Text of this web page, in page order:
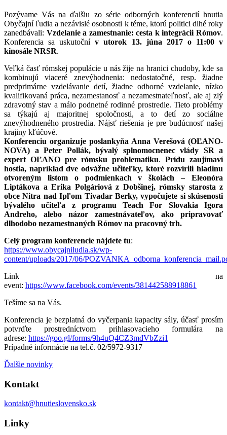
Pozývame Vás na ďalšiu zo série odborných konferencií hnutia
Obyčajní ľudia a nezávislé osobnosti k téme, ktorú politici dlhé roky
zanedbávali: Vzdelanie a zamestnanie: cesta k integrácii Rómov.
Konferencia sa uskutočnív utorok 13. júna 2017 o 11:00 v
kinosále NRSR.
Veľká časť rómskej populácie u nás žije na hranici chudoby, kde sa
kombinujú viaceré znevýhodnenia: nedostatočné, resp. žiadne
predprimárne vzdelávanie detí, žiadne odborné vzdelanie, nízko
kvalifikovaná práca, nezamestanosť a nezamestnateľnosť, ale aj zlý
zdravotný stav a málo podnetné rodinné prostredie. Tieto problémy
sa týkajú aj majoritnej spoločnosti, a to detí zo sociálne
znevýhodneného prostredia. Nájsť riešenia je pre budúcnosť našej
krajiny kľúčové.
Konferenciu organizuje poslankyňa Anna Verešová (OĽANO-
NOVA) a Peter Pollák, bývalý splnomocnenec vlády SR a
expert OĽANO pre rómsku problematiku. Prídu zaujímaví
hostia, napríklad dve odvážne učiteľky, ktoré rozvírili hladinu
otvoreným listom o podmienkach v školách – Eleonóra
Liptákova a Erika Polgáriová z Dobšinej, rómsky starosta z
obce Nitra nad Ipľom Tivadar Berky, vypočujete si skúsenosti
bývalého učiteľa z programu Teach For Slovakia Igora
Andreho, alebo názor zamestnávateľov, ako pripravovať
dlhodobo nezamestnaných Rómov na pracovný trh.
Celý program konferencie nájdete tu:
https://www.obycajniludia.sk/wp-
content/uploads/2017/06/
Link na
event: https://www.facebook.com/events/381442588918861
Tešíme sa na Vás.
Konferencia je bezplatná do vyčerpania kapacity sály, účasť prosím
potvrďte prostredníctvom prihlasovacieho formulára na
adrese: https://goo.gl/forms/9h4uQ4CZ3mdVbZzi1
Prípadné informácie na tel.č. 02/5972-9317
Ďalšie novinky
Kontakt
kontakt@hnutieslovensko.sk
Linky